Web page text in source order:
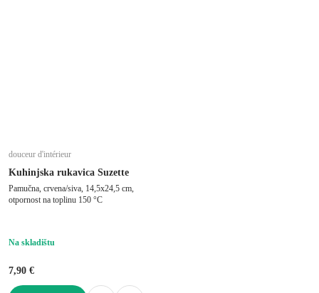
douceur d'intérieur
Kuhinjska rukavica Suzette
Pamučna, crvena/siva, 14,5x24,5 cm,
otpornost na toplinu 150 °C
Na skladištu
7,90 €